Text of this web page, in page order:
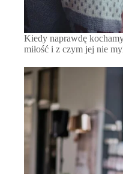
Kiedy naprawdę
miłość i z czym jej nie